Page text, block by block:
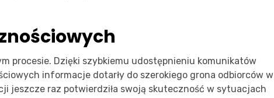
procesie. Dzięki szybkiemu udostępnieniu komunikatów
informacje dotarły do szerokiego grona odbiorców w
jeszcze raz potwierdziła swoją skuteczność w sytuacjach